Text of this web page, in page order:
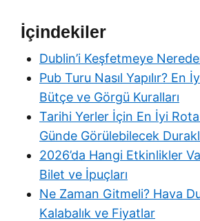
İçindekiler
Dublin’i Keşfetmeye
Pub Turu Nasıl Yapılır? En
Bütçe ve Görgü Kuralları
Tarihi Yerler İçin En İyi
Günde Görülebilecek
2026’da Hangi Etkinlikler
Bilet ve İpuçları
Ne Zaman Gitmeli? Hava
Kalabalık ve Fiyatlar